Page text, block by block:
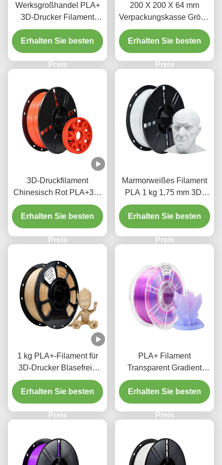
Werksgroßhandel PLA+
3D-Drucker Filament
Weiß 1,75 mm 1 KG 3D-
Druckmaterial
Erhalten Sie besten
Preis
200 X 200 X 64 mm
Verpackungskasse Größe
PLA-Filament in Cyan für
hochauflösenden 3D-
Druck
Erhalten Sie besten
Preis
3D-Druckfilament
Chinesisch Rot PLA+3D-
Drucker
Filamentfestigkeit erhöht
1,75 mm
Erhalten Sie besten
Preis
Marmorweißes Filament
PLA 1 kg 1,75 mm 3D-
Druckerfilament für 3D-
Drucker
Erhalten Sie besten
Preis
1 kg PLA+-Filament für
3D-Drucker Blasefreie
gelbe Birnenholzindustrie
Erhalten Sie besten
Preis
PLA+ Filament
Transparent Gradient
Doppelfarbe Rosa Rot
Hellblau 1,75mm 3D-
Druckfilament
Erhalten Sie besten
Preis